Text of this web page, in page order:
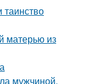
матерью из
мужчиной,